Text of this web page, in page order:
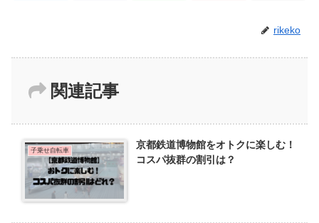
rikeko
関連記事
子乗せ自転車
京都鉄道博物館をオトクに楽しむ！
コスパ抜群の割引は？